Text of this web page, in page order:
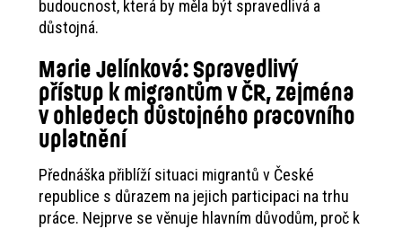
budoucnost, která by měla být spravedlivá a
důstojná.
Marie Jelínková: Spravedlivý
přístup k migrantům v ČR, zejména
v ohledech důstojného pracovního
uplatnění
Přednáška přiblíží situaci migrantů v České
republice s důrazem na jejich participaci na trhu
práce. Nejprve se věnuje hlavním důvodům, proč k